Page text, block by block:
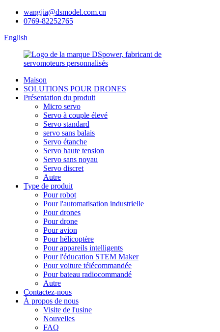
wangjia@dsmodel.com.cn
0769-82252765
English
Maison
SOLUTIONS POUR DRONES
Présentation du produit
Micro servo
Servo à couple élevé
Servo standard
servo sans balais
Servo étanche
Servo haute tension
Servo sans noyau
Servo discret
Autre
Type de produit
Pour robot
Pour l'automatisation industrielle
Pour drones
Pour drone
Pour avion
Pour hélicoptère
Pour appareils intelligents
Pour l'éducation STEM Maker
Pour voiture télécommandée
Pour bateau radiocommandé
Autre
Contactez-nous
À propos de nous
Visite de l'usine
Nouvelles
FAQ